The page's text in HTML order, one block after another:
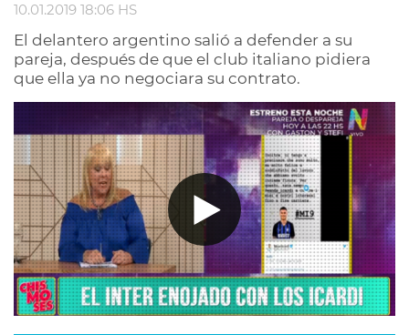
10.01.2019 18:06 HS
El delantero argentino salió a defender a su
pareja, después de que el club italiano pidiera
que ella ya no negociara su contrato.